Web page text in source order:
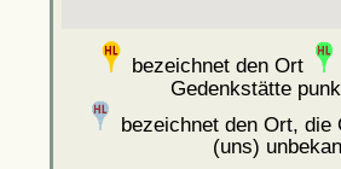
bezeichnet den Ort
Gedenkstätte
bezeichnet den Ort, die
(uns)